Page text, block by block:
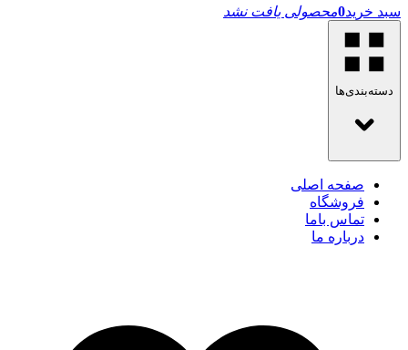
سبد خرید0محصولی یافت نشد
دسته‌بندی‌ها
صفحه اصلی
فروشگاه
تماس باما
درباره ما